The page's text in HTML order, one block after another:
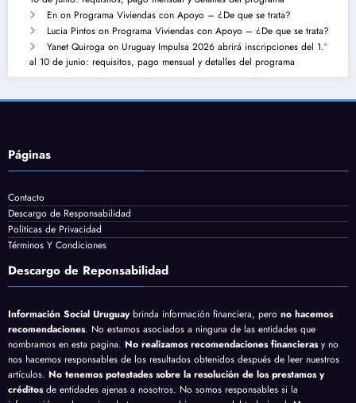
En on Programa Viviendas con Apoyo – ¿De que se trata?
Lucia Pintos on Programa Viviendas con Apoyo – ¿De que se trata?
Yanet Quiroga on Uruguay Impulsa 2026 abrirá inscripciones del 1.º
al 10 de junio: requisitos, pago mensual y detalles del programa
Páginas
Contacto
Descargo de Responsabilidad
Politicas de Privacidad
Términos Y Condiciones
Descargo de Reponsabilidad
Información Social Uruguaybrinda información financiera, pero no hacemos
recomendaciones. No estamos asociados a ninguna de las entidades que
nombramos en esta pagina. No realizamos recomendaciones financierasy no
nos hacemos responsables de los resultados obtenidos después de leer nuestros
artículos. No tenemos potestades sobre la resolución de los prestamos y
créditosde entidades ajenas a nosotros. No somos responsables si la